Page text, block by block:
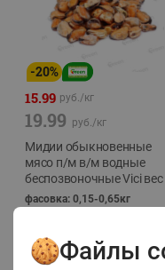
-20%
15.99 руб./кг
19.99 руб./кг
Мидии обыкновенные
мясо п/м в/м водные
беспозвоночные Vici вес
фасовка: 0,15-0,65кг
Файлы